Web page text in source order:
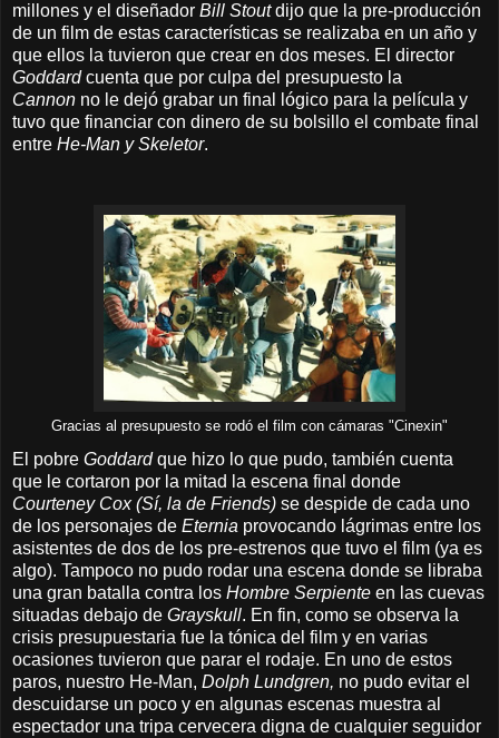
millones y el diseñador Bill Stoutdijo que la pre-producción
de un film de estas características se realizaba en un año y
que ellos la tuvieron que crear en dos meses. El director
Goddardcuenta que por culpa del presupuesto la
Cannon no le dejó grabar un final lógico para la película y
tuvo que financiar con dinero de su bolsillo el combate final
entre He-Man y Skeletor.
Gracias al presupuesto se rodó el film con cámaras "Cinexin"
El pobre Goddardque hizo lo que pudo, también cuenta
que le cortaron por la mitad la escena final donde
Courteney Cox (Sí, la de Friends) se despide de cada uno
de los personajes de Eternia provocando lágrimas entre los
asistentes de dos de los pre-estrenos que tuvo el film (ya es
algo). Tampoco no pudo rodar una escena donde se libraba
una gran batalla contra los Hombre Serpiente en las cuevas
situadas debajo de Grayskull. En fin, como se observa la
crisis presupuestaria fue la tónica del film y en varias
ocasiones tuvieron que parar el rodaje. En uno de estos
paros, nuestro He-Man, Dolph Lundgren, no pudo evitar el
descuidarse un poco y en algunas escenas muestra al
espectador una tripa cervecera digna de cualquier seguidor